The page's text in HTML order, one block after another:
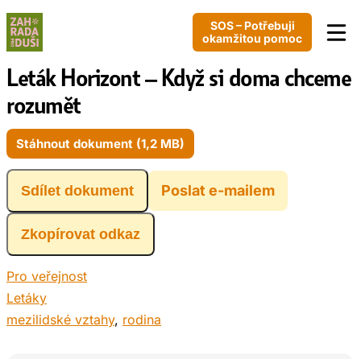
SOS – Potřebuji
okamžitou pomoc
Leták Horizont – Když si doma chceme
rozumět
Stáhnout dokument (1,2 MB)
Sdílet dokument Poslat e-mailem
Zkopírovat odkaz
Pro veřejnost
Letáky
mezilidské vztahy, rodina